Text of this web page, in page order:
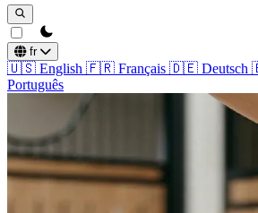
theme switcher
fr
🇺🇸 English 🇫🇷 Français 🇩🇪 Deutsch
Português